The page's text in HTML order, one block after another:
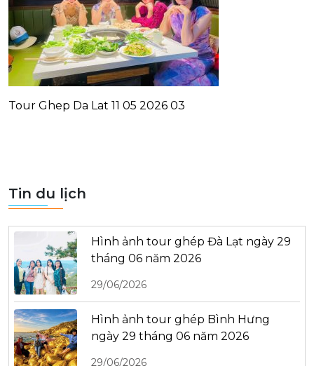
Tour Ghep Da Lat 11 05 2026 03
Tin du lịch
Hình ảnh tour ghép Đà Lạt ngày 29
tháng 06 năm 2026
29/06/2026
Hình ảnh tour ghép Bình Hưng
ngày 29 tháng 06 năm 2026
29/06/2026